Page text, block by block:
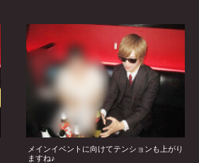
メインイベントに向けてテンションも上がり
ますね♪